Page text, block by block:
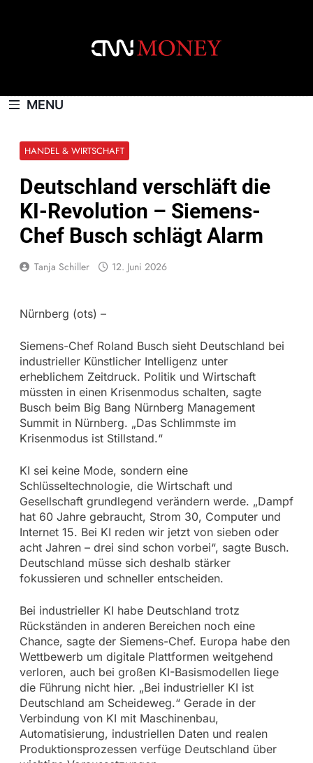
MENU
HANDEL & WIRTSCHAFT
Deutschland verschläft die
KI-Revolution – Siemens-
Chef Busch schlägt Alarm
Tanja Schiller 12. Juni 2026
Nürnberg (ots) –
Siemens-Chef Roland Busch sieht Deutschland bei
industrieller Künstlicher Intelligenz unter
erheblichem Zeitdruck. Politik und Wirtschaft
müssten in einen Krisenmodus schalten, sagte
Busch beim Big Bang Nürnberg Management
Summit in Nürnberg. „Das Schlimmste im
Krisenmodus ist Stillstand.“
KI sei keine Mode, sondern eine
Schlüsseltechnologie, die Wirtschaft und
Gesellschaft grundlegend verändern werde. „Dampf
hat 60 Jahre gebraucht, Strom 30, Computer und
Internet 15. Bei KI reden wir jetzt von sieben oder
acht Jahren – drei sind schon vorbei“, sagte Busch.
Deutschland müsse sich deshalb stärker
fokussieren und schneller entscheiden.
Bei industrieller KI habe Deutschland trotz
Rückständen in anderen Bereichen noch eine
Chance, sagte der Siemens-Chef. Europa habe den
Wettbewerb um digitale Plattformen weitgehend
verloren, auch bei großen KI-Basismodellen liege
die Führung nicht hier. „Bei industrieller KI ist
Deutschland am Scheideweg.“ Gerade in der
Verbindung von KI mit Maschinenbau,
Automatisierung, industriellen Daten und realen
Produktionsprozessen verfüge Deutschland über